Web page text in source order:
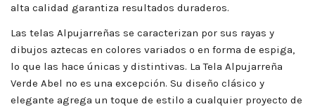
alta calidad garantiza resultados duraderos.
Las telas Alpujarreñas se caracterizan por sus rayas y
dibujos aztecas en colores variados o en forma de espiga,
lo que las hace únicas y distintivas. La Tela Alpujarreña
Verde Abel no es una excepción. Su diseño clásico y
elegante agrega un toque de estilo a cualquier proyecto de